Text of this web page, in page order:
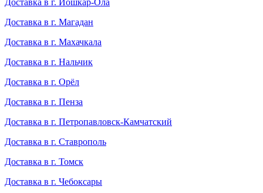
Доставка в г. Йошкар-Ола
Доставка в г. Магадан
Доставка в г. Махачкала
Доставка в г. Нальчик
Доставка в г. Орёл
Доставка в г. Пенза
Доставка в г. Петропавловск-Камчатский
Доставка в г. Ставрополь
Доставка в г. Томск
Доставка в г. Чебоксары